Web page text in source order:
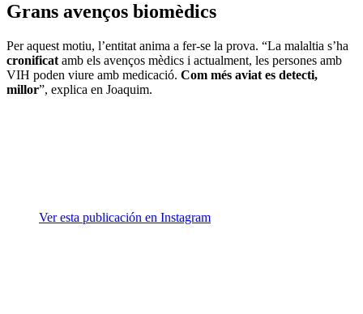
Grans avenços biomèdics
Per aquest motiu, l’entitat anima a fer-se la prova. “La malaltia s’ha
cronificat amb els avenços mèdics i actualment, les persones amb
VIH poden viure amb medicació. Com més aviat es detecti,
millor”, explica en Joaquim.
Ver esta publicación en Instagram